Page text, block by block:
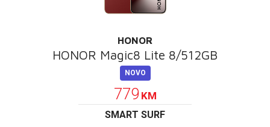
HONOR
HONOR Magic8 Lite 8/512GB
NOVO
779 KM
SMART SURF